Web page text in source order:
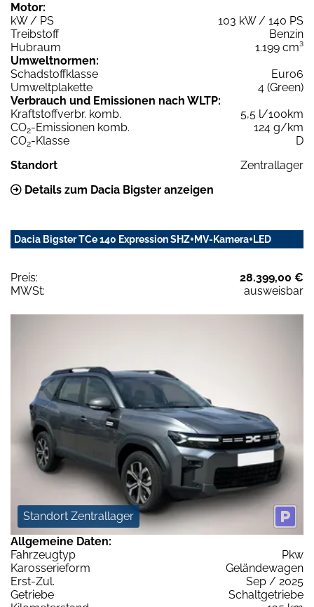
Motor:
kW / PS
103 kW / 140 PS
Treibstoff
Benzin
Hubraum
1.199 cm³
Umweltnormen:
Schadstoffklasse
Euro6
Umweltplakette
4 (Green)
Verbrauch und Emissionen nach WLTP:
Kraftstoffverbr. komb.
5,5 l/100km
CO2-Emissionen komb.
124 g/km
CO2-Klasse
D
Standort
Zentrallager
Details zum Dacia Bigster anzeigen
Dacia Bigster TCe 140 Expression SHZ+MV-Kamera+LED
Preis:
28.399,00 €
MWSt:
ausweisbar
Standort Zentrallager
Allgemeine Daten:
Fahrzeugtyp
Pkw
Karosserieform
Geländewagen
Erst-Zul.
Sep / 2025
Getriebe
Schaltgetriebe